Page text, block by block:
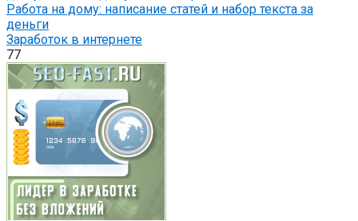
Работа на дому: написание статей и набор текста за
деньги
Заработок в интернете
77